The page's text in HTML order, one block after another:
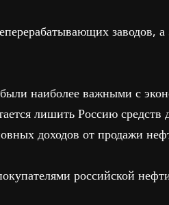
заводов,
наиболее важными с
лишить Россию средств
доходов от продажи
российской